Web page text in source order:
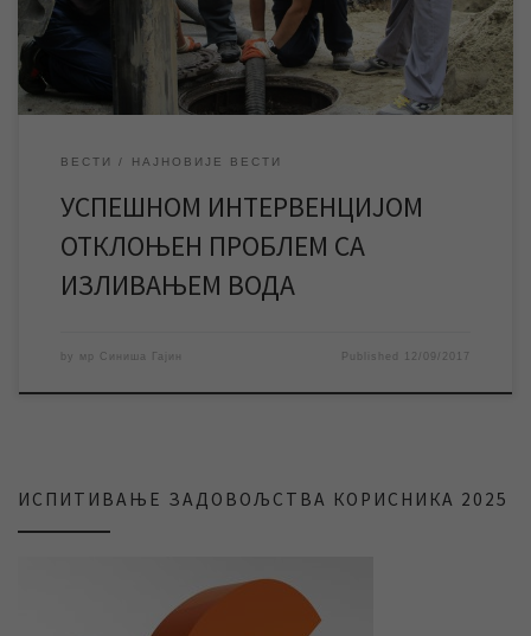
Бегејски ред и Јована Поповића у Зрењанину. На раскрсници
поменутих улица радови […]
ВЕСТИ НАЈНОВИЈЕ ВЕСТИ
УСПЕШНОМ ИНТЕРВЕНЦИЈОМ
ОТКЛОЊЕН ПРОБЛЕМ СА
ИЗЛИВАЊЕМ ВОДА
by мр Синиша Гајин Published 12/09/2017
ИСПИТИВАЊЕ ЗАДОВОЉСТВА КОРИСНИКА 2025